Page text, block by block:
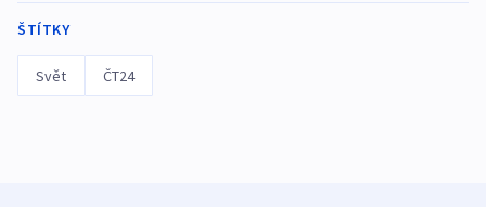
ŠTÍTKY
Svět ČT24